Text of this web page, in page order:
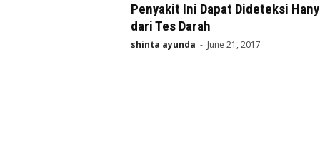
Penyakit Ini Dapat Dideteksi
dari Tes Darah
shinta ayunda - June 21, 2017